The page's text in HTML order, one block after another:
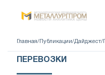
Главная/ Публикации/Дайджест/
ПЕРЕВОЗКИ